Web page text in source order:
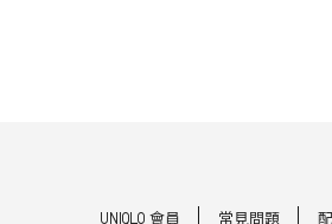
UNIQLO 會員 常見問題